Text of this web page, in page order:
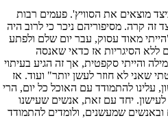
מוצאים את הסוויץ'. פעמים רבות
זה קרה. מסיפוריהם ניכר כי לרוב היה
מאוד עסוק, עבר יום שלם ולפתע
ללא הסיגריות אז כדאי שאנסה
והייתי סקפטית, אך זה הגיע בעיתוי
שאני לא חוזר לעשן יותר" ועוד. אז
עלינו להתמודד עם האוכל כל יום, הרי
לעישון. יחד עם זאת, אנשים שעישנו
ובאנשים שמעשנים, ולומדים להתמודד